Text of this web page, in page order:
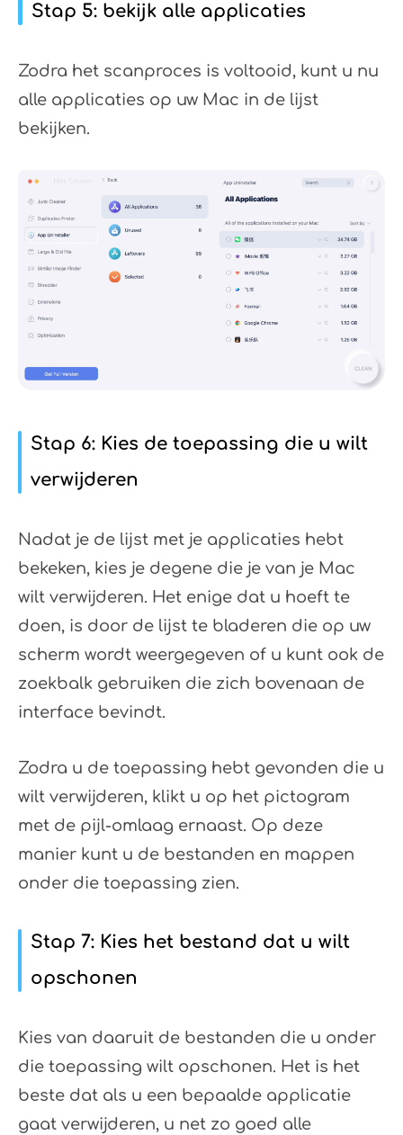
Stap 5: bekijk alle applicaties
Zodra het scanproces is voltooid, kunt u nu
alle applicaties op uw Mac in de lijst
bekijken.
Stap 6: Kies de toepassing die u wilt
verwijderen
Nadat je de lijst met je applicaties hebt
bekeken, kies je degene die je van je Mac
wilt verwijderen. Het enige dat u hoeft te
doen, is door de lijst te bladeren die op uw
scherm wordt weergegeven of u kunt ook de
zoekbalk gebruiken die zich bovenaan de
interface bevindt.
Zodra u de toepassing hebt gevonden die u
wilt verwijderen, klikt u op het pictogram
met de pijl-omlaag ernaast. Op deze
manier kunt u de bestanden en mappen
onder die toepassing zien.
Stap 7: Kies het bestand dat u wilt
opschonen
Kies van daaruit de bestanden die u onder
die toepassing wilt opschonen. Het is het
beste dat als u een bepaalde applicatie
gaat verwijderen, u net zo goed alle